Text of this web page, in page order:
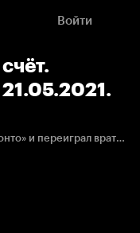
Войти
Джош Андерсон убежал к воротам «Торонто» и переиграл вратаря.